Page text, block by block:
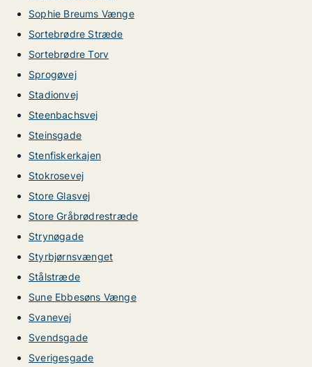
Sophie Breums Vænge
Sortebrødre Stræde
Sortebrødre Torv
Sprogøvej
Stadionvej
Steenbachsvej
Steinsgade
Stenfiskerkajen
Stokrosevej
Store Glasvej
Store Gråbrødrestræde
Strynøgade
Styrbjørnsvænget
Stålstræde
Sune Ebbesøns Vænge
Svanevej
Svendsgade
Sverigesgade